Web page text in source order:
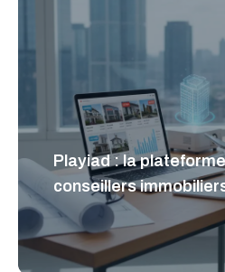
Playiad : la
conseillers